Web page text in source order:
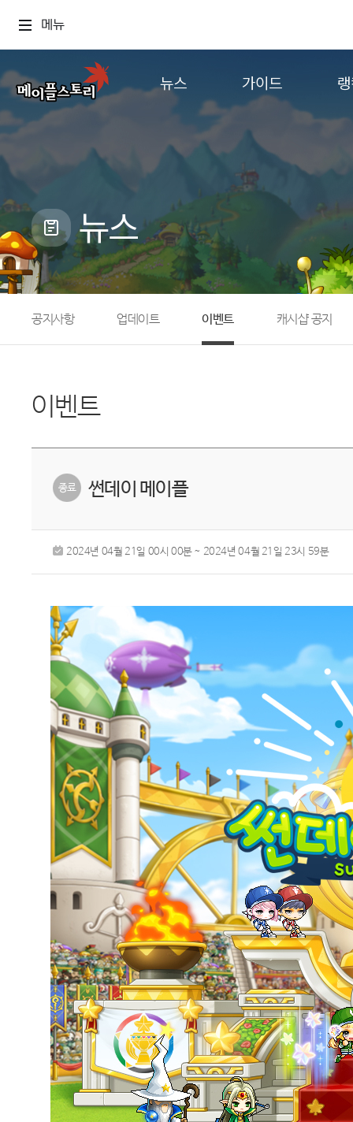
메뉴
뉴스
공지사항
업데이트
캐시샵 공지
메이플 알림판
with maple
가이드
게임정보
직업소개
확률형 아이템
NEXON NOW
뉴스
공지사항 업데이트 이벤트 캐시샵 공지
이벤트
썬데이 메이플
2024년 04월 21일 00시 00분 ~ 2024년 04월 21일 23시 59분